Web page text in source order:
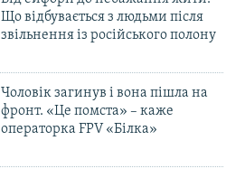
Що відбувається з людьми після
звільнення із російського полону
Чоловік загинув і вона пішла на
фронт. «Це помста» – каже
операторка FPV «Білка»